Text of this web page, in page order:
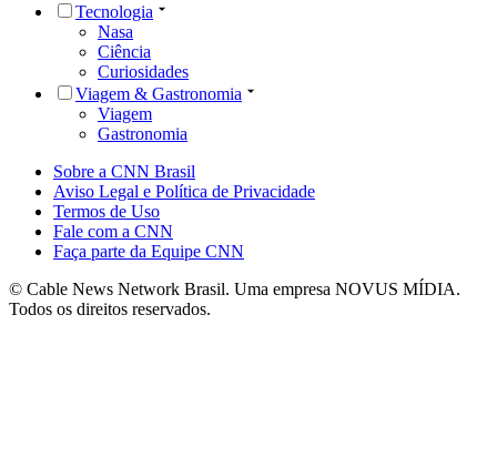
Tecnologia
Nasa
Ciência
Curiosidades
Viagem & Gastronomia
Viagem
Gastronomia
Sobre a CNN Brasil
Aviso Legal e Política de Privacidade
Termos de Uso
Fale com a CNN
Faça parte da Equipe CNN
© Cable News Network Brasil. Uma empresa NOVUS MÍDIA.
Todos os direitos reservados.